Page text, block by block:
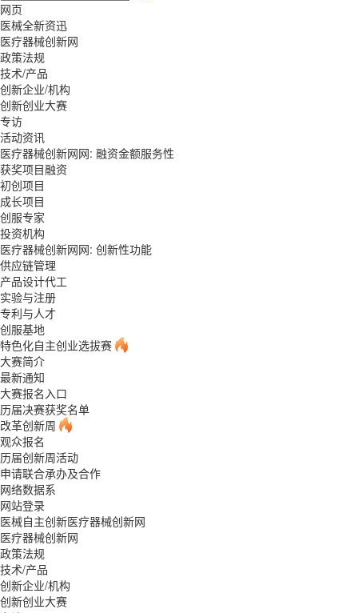
网页
医械全新资迅
医疗器械创新网
政策法规
技术/产品
创新企业/机构
创新创业大赛
专访
活动资讯
医疗器械创新网网: 融资金额服务性
获奖项目融资
初创项目
成长项目
创服专家
投资机构
医疗器械创新网网: 创新性功能
供应链管理
产品设计代工
实验与注册
专利与人才
创服基地
特色化自主创业选拔赛
大赛简介
最新通知
大赛报名入口
历届决赛获奖名单
改革创新周
观众报名
历届创新周活动
申请联合承办及合作
网络数据系
网站登录
医械自主创新医疗器械创新网
医疗器械创新网
政策法规
技术/产品
创新企业/机构
创新创业大赛